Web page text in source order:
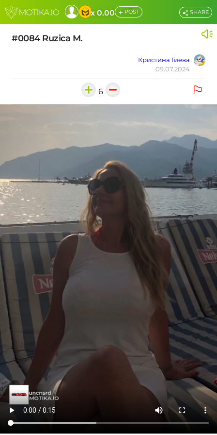
x 0.00 + POST
#0084 Ruzica M.
Кристина Гиева
09.07.2024
SHARE
6